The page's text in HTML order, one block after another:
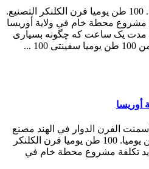
شركة اسمنت في ولاية أوريسا. 100 طن يوميا فرن الكلنكر التصنيع.
مشروع محطة خام في ولاية أوريسا
کیلووات به مدت یک ساعت که چگونه بسیاری
أوريسا
الفرن الدوار في الهند مصنع
الاسمنت للبيع في الهند 200 طن يوميا. 100 طن يوميا فرن الكلنكر
من الحديد تكلفة مشروع محطة خام في